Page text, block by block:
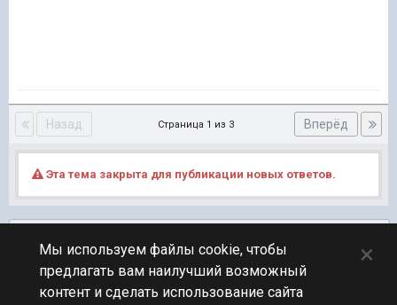
Назад Вперёд
Страница 1 из 3
Эта тема закрыта для публикации новых ответов.
ПЕРЕЙТИ К СПИСКУ ТЕМ
Фидбек
Мы используем файлы cookie, чтобы
предлагать вам наилучший возможный
контент и сделать использование сайта
×